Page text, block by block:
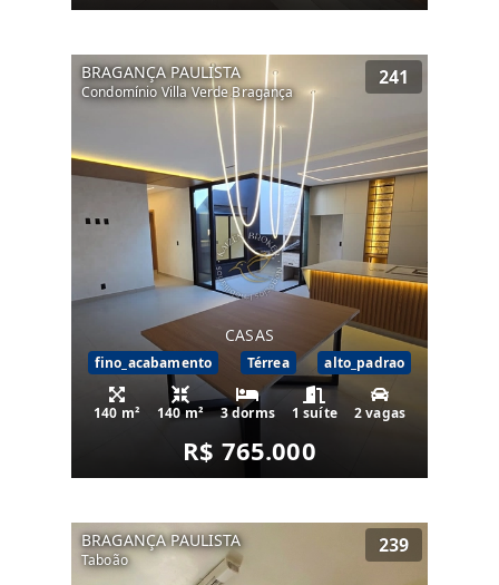
BRAGANÇA PAULISTA
Condomínio Villa Verde Bragança
241
CASAS
fino_acabamento Térrea alto_padrao
140 m² 140 m² 3 dorms 1 suíte 2 vagas
R$ 765.000
BRAGANÇA PAULISTA
Taboão
239